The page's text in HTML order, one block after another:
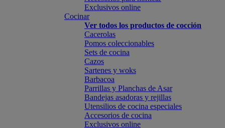
Exclusivos online
Cocinar
Ver todos los productos de cocción
Cacerolas
Pomos coleccionables
Sets de cocina
Cazos
Sartenes y woks
Barbacoa
Parrillas y Planchas de Asar
Bandejas asadoras y rejillas
Utensilios de cocina especiales
Accesorios de cocina
Exclusivos online